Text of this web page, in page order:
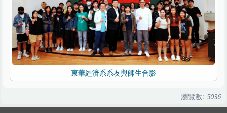
東華經濟系系友與師生合影
瀏覽數: 5036